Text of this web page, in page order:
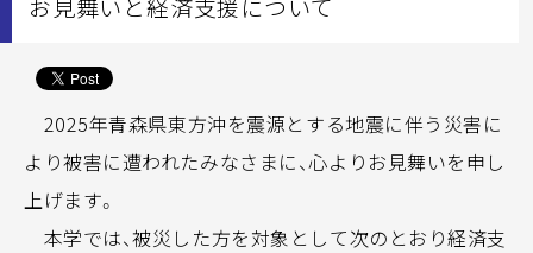
お見舞いと経済支援について
2025年青森県東方沖を震源とする地震に伴う災害に
より被害に遭われたみなさまに、心よりお見舞いを申し
上げます。
本学では、被災した方を対象として次のとおり経済支